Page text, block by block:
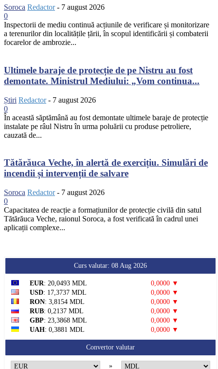
Soroca Redactor - 7 august 2026
0
Inspectorii de mediu continuă acțiunile de verificare și monitorizare
a terenurilor din localitățile țării, în scopul identificării și combaterii
focarelor de ambrozie...
Ultimele baraje de protecție de pe Nistru au fost
demontate. Ministrul Mediului: „Vom continua...
Știri Redactor - 7 august 2026
0
În această săptămână au fost demontate ultimele baraje de protecție
instalate pe râul Nistru în urma poluării cu produse petroliere,
cauzată de...
Tătărăuca Veche, în alertă de exercițiu. Simulări de
incendii și intervenții de salvare
Soroca Redactor - 7 august 2026
0
Capacitatea de reacție a formațiunilor de protecție civilă din satul
Tătărăuca Veche, raionul Soroca, a fost verificată în cadrul unei
aplicații complexe...
Curs valutar: 08 Aug 2026
EUR: 20,0493 MDL
0,0000 ▼
USD: 17,3737 MDL
0,0000 ▼
RON: 3,8154 MDL
0,0000 ▼
RUB: 0,2137 MDL
0,0000 ▼
GBP: 23,3868 MDL
0,0000 ▼
UAH: 0,3881 MDL 0,0000 ▼
Convertor valutar
»